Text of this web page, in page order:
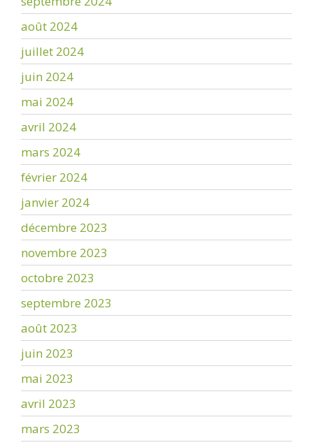
août 2024
juillet 2024
juin 2024
mai 2024
avril 2024
mars 2024
février 2024
janvier 2024
décembre 2023
novembre 2023
octobre 2023
septembre 2023
août 2023
juin 2023
mai 2023
avril 2023
mars 2023